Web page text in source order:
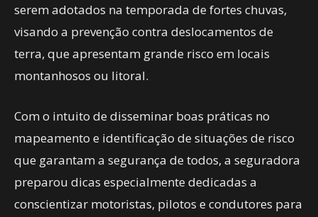
serem adotados na temporada de fortes chuvas,
visando a prevenção contra deslocamentos de
terra, que apresentam grande risco em locais
montanhosos ou litoral.
Com o intuito de disseminar boas práticas no
mapeamento e identificação de situações de risco
que garantam a segurança de todos, a seguradora
preparou dicas especialmente dedicadas a
conscientizar motoristas, pilotos e condutores para